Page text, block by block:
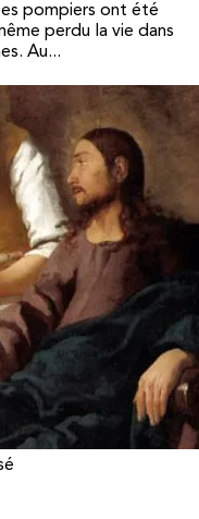
pompiers ont été
perdu la vie dans
Au...